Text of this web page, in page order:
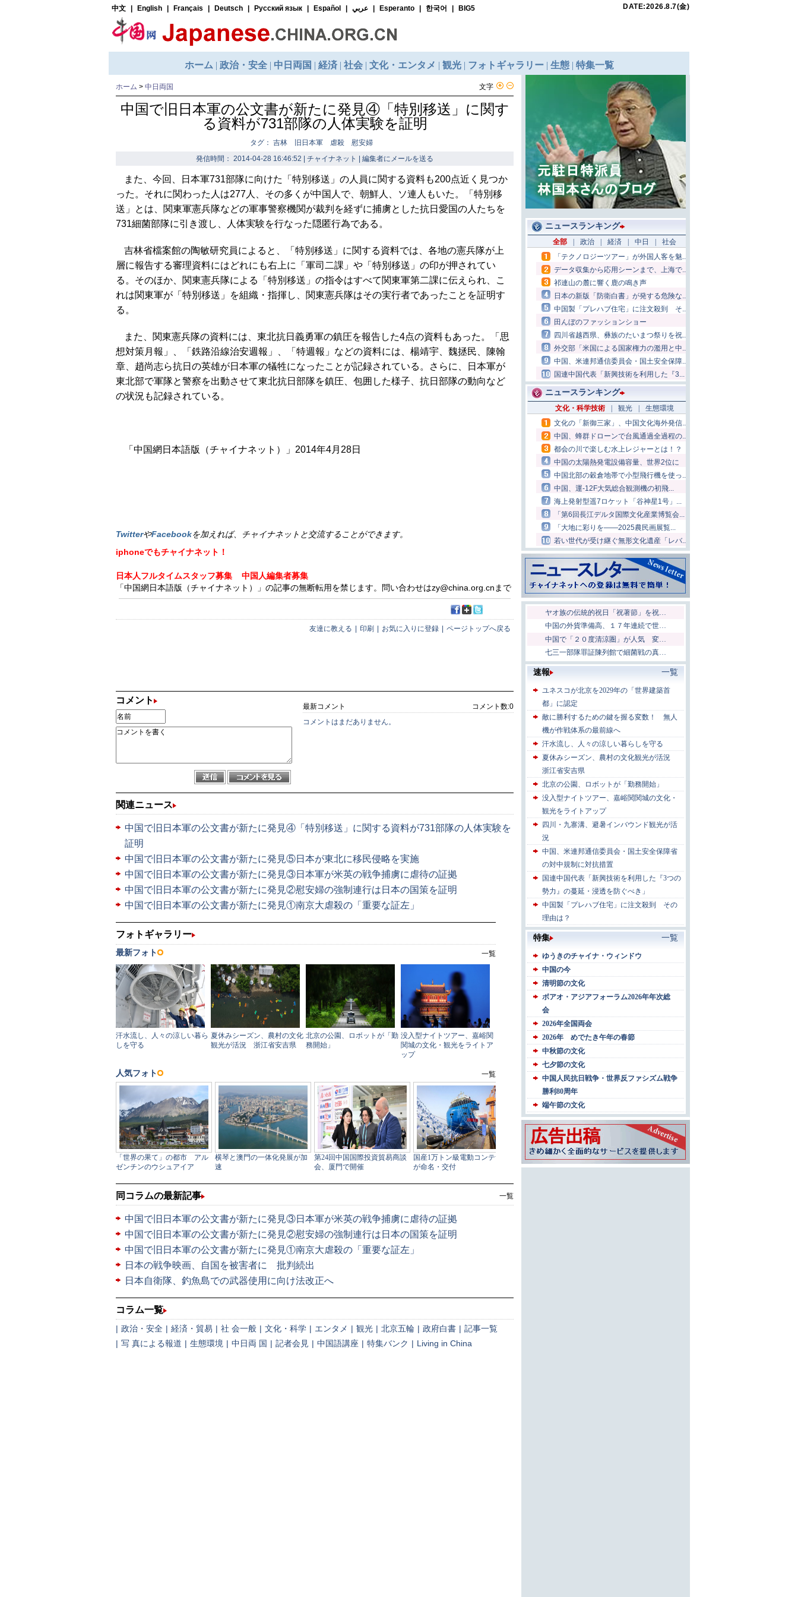
文字
ホーム > 中日両国
中国で旧日本軍の公文書が新たに発見④「特別移送」に関す
る資料が731部隊の人体実験を証明
タグ： 吉林 旧日本軍 虐殺 慰安婦
発信時間： 2014-04-28 16:46:52 | チャイナネット | 編集者にメールを送る
また、今回、日本軍731部隊に向けた「特別移送」の人員に関する資料も200点近く見つか
った。それに関わった人は277人、その多くが中国人で、朝鮮人、ソ連人もいた。「特別移
送」とは、関東軍憲兵隊などの軍事警察機関が裁判を経ずに捕虜とした抗日愛国の人たちを
731細菌部隊に引き渡し、人体実験を行なった隠匿行為である。
吉林省檔案館の陶敏研究員によると、「特別移送」に関する資料では、各地の憲兵隊が上
層に報告する審理資料にはどれにも右上に「軍司二課」や「特別移送」の印が押されてい
る。そのほか、関東憲兵隊による「特別移送」の指令はすべて関東軍第二課に伝えられ、こ
れは関東軍が「特別移送」を組織・指揮し、関東憲兵隊はその実行者であったことを証明す
る。
また、関東憲兵隊の資料には、東北抗日義勇軍の鎮圧を報告した4点の資料もあった。「思
想対策月報」、「鉄路沿線治安週報」、「特週報」などの資料には、楊靖宇、魏拯民、陳翰
章、趙尚志ら抗日の英雄が日本軍の犠牲になったことが記録されている。さらに、日本軍が
東北部で軍隊と警察を出動させて東北抗日部隊を鎮圧、包囲した様子、抗日部隊の動向など
の状況も記録されている。
「中国網日本語版（チャイナネット）」2014年4月28日
TwitterやFacebookを加えれば、チャイナネットと交流することができます。
iphoneでもチャイナネット！
日本人フルタイムスタッフ募集
中国人編集者募集
「中国網日本語版（チャイナネット）」の記事の無断転用を禁じます。問い合わせはzy@china.org.cnまで
友達に教える 印刷 お気に入りに登録 ページトップへ戻る
コメント
コメント数:0
最新コメント
コメントはまだありません。
関連ニュース
中国で旧日本軍の公文書が新たに発見④「特別移送」に関する資料が731部隊の人体実験を
証明
中国で旧日本軍の公文書が新たに発見⑤日本が東北に移民侵略を実施
中国で旧日本軍の公文書が新たに発見③日本軍が米英の戦争捕虜に虐待の証拠
中国で旧日本軍の公文書が新たに発見②慰安婦の強制連行は日本の国策を証明
中国で旧日本軍の公文書が新たに発見①南京大虐殺の「重要な証左」
一覧
同コラムの最新記事
中国で旧日本軍の公文書が新たに発見③日本軍が米英の戦争捕虜に虐待の証拠
中国で旧日本軍の公文書が新たに発見②慰安婦の強制連行は日本の国策を証明
中国で旧日本軍の公文書が新たに発見①南京大虐殺の「重要な証左」
日本の戦争映画、自国を被害者に 批判続出
日本自衛隊、釣魚島での武器使用に向け法改正へ
コラム一覧
| 政治・安全 | 経済・貿易 | 社 会一般 | 文化・科学 | エンタメ | 観光 | 北京五輪 | 政府白書 | 記事一覧
| 写 真による報道 | 生態環境 | 中日両 国 | 記者会見 | 中国語講座 | 特集バンク | Living in China